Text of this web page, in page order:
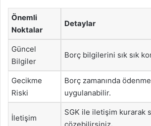
Önemli
Noktalar
Detaylar
Güncel
Bilgiler
Borç bilgilerini sık sık
Gecikme
Riski
Borç zamanında
uygulanabilir.
İletişim
SGK ile iletişim kurarak
çözebilirsiniz.